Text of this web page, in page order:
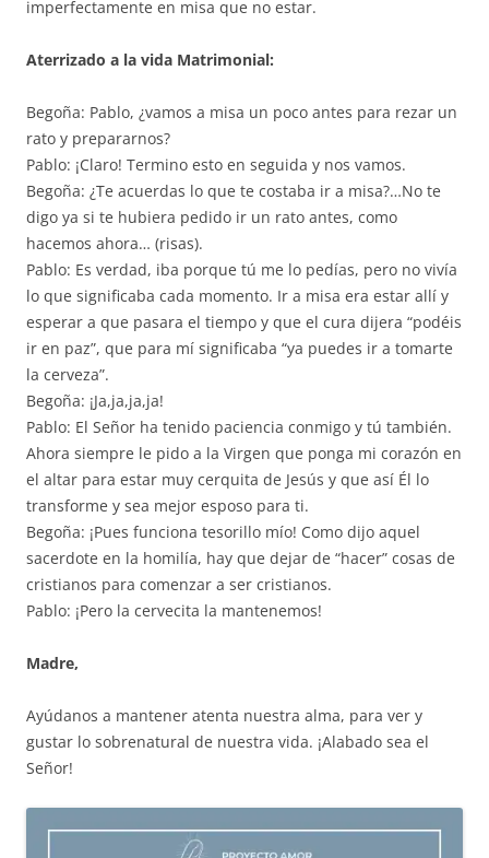
imperfectamente en misa que no estar.
Aterrizado a la vida Matrimonial:
Begoña: Pablo, ¿vamos a misa un poco antes para rezar un
rato y prepararnos?
Pablo: ¡Claro! Termino esto en seguida y nos vamos.
Begoña: ¿Te acuerdas lo que te costaba ir a misa?…No te
digo ya si te hubiera pedido ir un rato antes, como
hacemos ahora… (risas).
Pablo: Es verdad, iba porque tú me lo pedías, pero no vivía
lo que significaba cada momento. Ir a misa era estar allí y
esperar a que pasara el tiempo y que el cura dijera “podéis
ir en paz”, que para mí significaba “ya puedes ir a tomarte
la cerveza”.
Begoña: ¡Ja,ja,ja,ja!
Pablo: El Señor ha tenido paciencia conmigo y tú también.
Ahora siempre le pido a la Virgen que ponga mi corazón en
el altar para estar muy cerquita de Jesús y que así Él lo
transforme y sea mejor esposo para ti.
Begoña: ¡Pues funciona tesorillo mío! Como dijo aquel
sacerdote en la homilía, hay que dejar de “hacer” cosas de
cristianos para comenzar a ser cristianos.
Pablo: ¡Pero la cervecita la mantenemos!
Madre,
Ayúdanos a mantener atenta nuestra alma, para ver y
gustar lo sobrenatural de nuestra vida. ¡Alabado sea el
Señor!